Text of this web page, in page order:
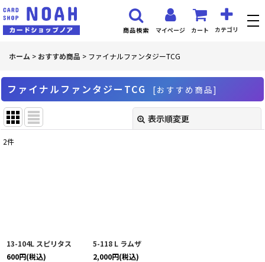
マイページ カート カテゴリ
商品検索
ホーム > おすすめ商品 > ファイナルファンタジーTCG
ファイナルファンタジーTCG [おすすめ商品]
表示順変更
絞り込む
2件
13-104L スピリタス
600円(税込)
5-118 L ラムザ
2,000円(税込)